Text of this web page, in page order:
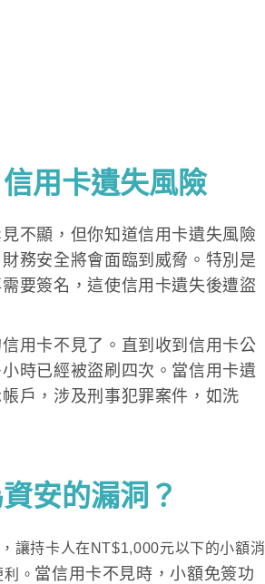
用卡遺失風險
不顯，但你知道信用卡遺失風險
務安全將會面臨到威脅。特別是
要簽名，這使信用卡遺失後遭盜
用卡不見了。直到收到信用卡公
時已經被盜刷四次。當信用卡遺
戶，涉及刑事犯罪案件，如洗
安的漏洞？
讓持卡人在NT$1,000元以下的小額消
。 當信用卡不見時，小額免簽功